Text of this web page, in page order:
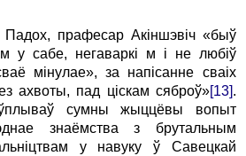
прафесар Акіншэвіч «быў
у сабе, негаваркі м і не любіў
мінулае», за напісанне сваіх
ахвоты, пад ціскам сяброў»[13].
сумны жыццёвы вопыт
знаёмства з брутальным
у навуку ў Савецкай